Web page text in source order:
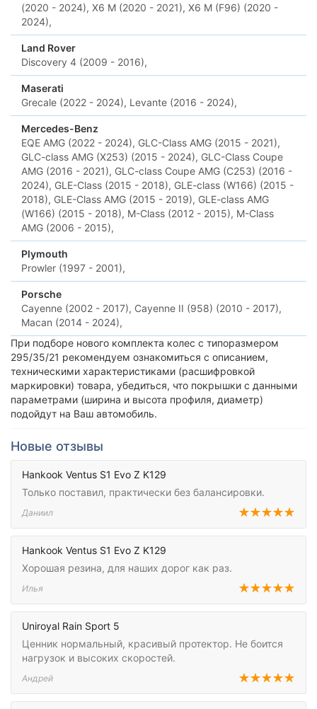
(2020 - 2024), X6 M (2020 - 2021), X6 M (F96) (2020 -
2024),
Land Rover
Discovery 4 (2009 - 2016),
Maserati
Grecale (2022 - 2024), Levante (2016 - 2024),
Mercedes-Benz
EQE AMG (2022 - 2024), GLC-Class AMG (2015 - 2021),
GLC-class AMG (X253) (2015 - 2024), GLC-Class Coupe
AMG (2016 - 2021), GLC-class Coupe AMG (C253) (2016 -
2024), GLE-Class (2015 - 2018), GLE-class (W166) (2015 -
2018), GLE-Class AMG (2015 - 2019), GLE-class AMG
(W166) (2015 - 2018), M-Class (2012 - 2015), M-Class
AMG (2006 - 2015),
Plymouth
Prowler (1997 - 2001),
Porsche
Cayenne (2002 - 2017), Cayenne II (958) (2010 - 2017),
Macan (2014 - 2024),
При подборе нового комплекта колес с типоразмером
295/35/21 рекомендуем ознакомиться с описанием,
техническими характеристиками (расшифровкой
маркировки) товара, убедиться, что покрышки с данными
параметрами (ширина и высота профиля, диаметр)
подойдут на Ваш автомобиль.
Новые отзывы
Hankook Ventus S1 Evo Z K129
Только поставил, практически без балансировки.
Даниил
Hankook Ventus S1 Evo Z K129
Хорошая резина, для наших дорог как раз.
Илья
Uniroyal Rain Sport 5
Ценник нормальный, красивый протектор. Не боится
нагрузок и высоких скоростей.
Андрей